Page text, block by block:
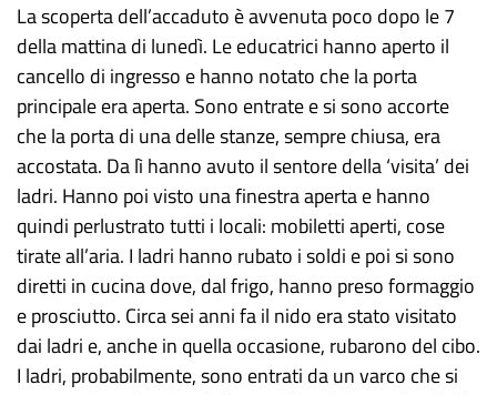
La scoperta dell’accaduto è avvenuta poco dopo le 7
della mattina di lunedì. Le educatrici hanno aperto il
cancello di ingresso e hanno notato che la porta
principale era aperta. Sono entrate e si sono accorte
che la porta di una delle stanze, sempre chiusa, era
accostata. Da lì hanno avuto il sentore della ‘visita’ dei
ladri. Hanno poi visto una finestra aperta e hanno
quindi perlustrato tutti i locali: mobiletti aperti, cose
tirate all’aria. I ladri hanno rubato i soldi e poi si sono
diretti in cucina dove, dal frigo, hanno preso formaggio
e prosciutto. Circa sei anni fa il nido era stato visitato
dai ladri e, anche in quella occasione, rubarono del cibo.
I ladri, probabilmente, sono entrati da un varco che si